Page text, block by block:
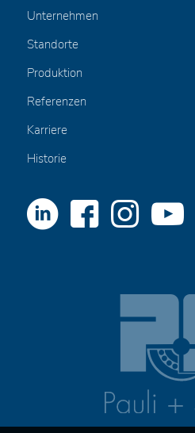
Unternehmen
Standorte
Produktion
Referenzen
Karriere
Historie